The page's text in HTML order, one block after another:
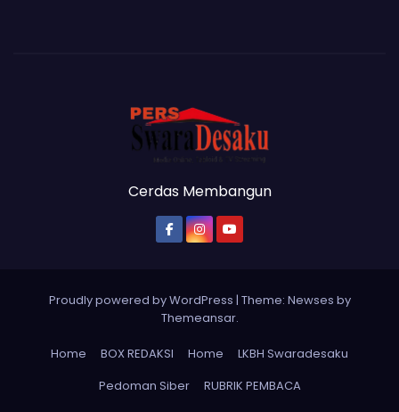
Cerdas Membangun
Proudly powered by WordPress | Theme: Newses by
Themeansar.
Home BOX REDAKSI Home
LKBH Swaradesaku
Pedoman Siber
RUBRIK PEMBACA